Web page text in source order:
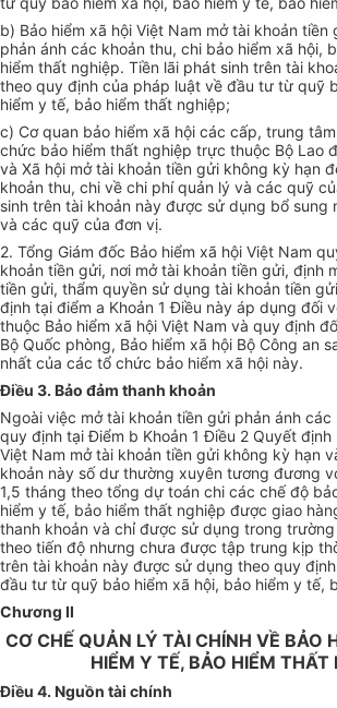
b) Bảo hiểm xã hội Việt Nam mở tài khoản
phản ánh các khoản thu, chi bảo hiểm xã hội,
hiểm thất nghiệp. Tiền lãi phát sinh trên tài
theo quy định của pháp luật về đầu tư từ quỹ
hiểm y tế, bảo hiểm thất nghiệp;
c) Cơ quan bảo hiểm xã hội các cấp, trung
chức bảo hiểm thất nghiệp trực thuộc Bộ Lao
và Xã hội mở tài khoản tiền gửi không kỳ hạn
khoản thu, chi về chi phí quản lý và các quỹ
sinh trên tài khoản này được sử dụng bổ sung
và các quỹ của đơn vị.
2. Tổng Giám đốc Bảo hiểm xã hội Việt Nam
khoản tiền gửi, nơi mở tài khoản tiền gửi, định
tiền gửi, thẩm quyền sử dụng tài khoản tiền
định tại điểm a Khoản 1 Điều này áp dụng đối
thuộc Bảo hiểm xã hội Việt Nam và quy định
Bộ Quốc phòng, Bảo hiểm xã hội Bộ Công an
nhất của các tổ chức bảo hiểm xã hội này.
Điều 3. Bảo đảm thanh khoản
Ngoài việc mở tài khoản tiền gửi phản ánh
quy định tại Điểm b Khoản 1 Điều 2 Quyết định
Việt Nam mở tài khoản tiền gửi không kỳ hạn
khoản này số dư thường xuyên tương đương
1,5 tháng theo tổng dự toán chi các chế độ
hiểm y tế, bảo hiểm thất nghiệp được giao
thanh khoản và chỉ được sử dụng trong
theo tiến độ nhưng chưa được tập trung kịp
trên tài khoản này được sử dụng theo quy
đầu tư từ quỹ bảo hiểm xã hội, bảo hiểm y tế,
Chương II
CƠ CHẾ QUẢN LÝ TÀI CHÍNH VỀ BẢO
HIỂM Y TẾ, BẢO HIỂM THẤT
Điều 4. Nguồn tài chính